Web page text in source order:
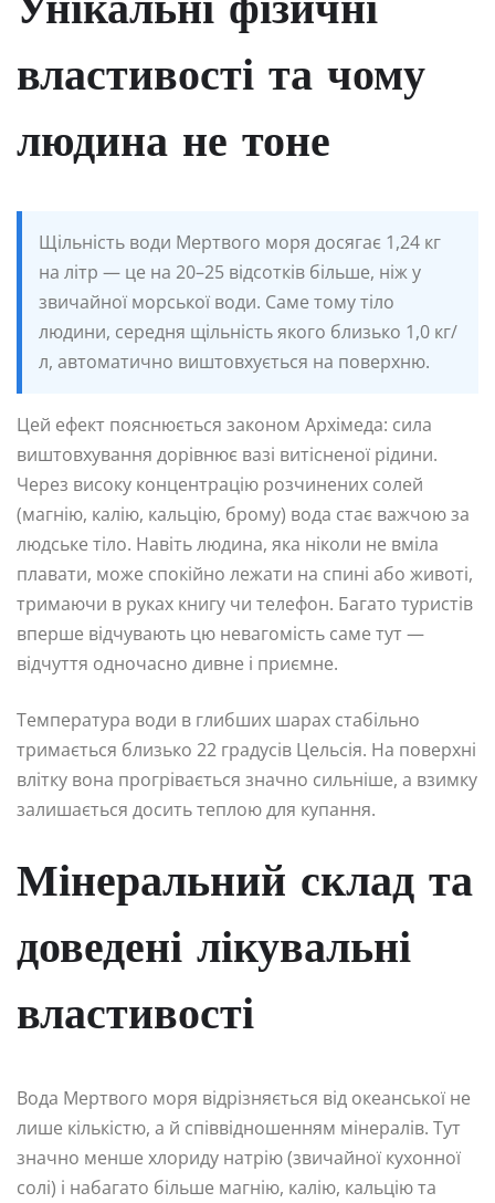
Унікальні фізичні
властивості та чому
людина не тоне
Щільність води Мертвого моря досягає 1,24 кг
на літр — це на 20–25 відсотків більше, ніж у
звичайної морської води. Саме тому тіло
людини, середня щільність якого близько 1,0 кг/
л, автоматично виштовхується на поверхню.
Цей ефект пояснюється законом Архімеда: сила
виштовхування дорівнює вазі витісненої рідини.
Через високу концентрацію розчинених солей
(магнію, калію, кальцію, брому) вода стає важчою за
людське тіло. Навіть людина, яка ніколи не вміла
плавати, може спокійно лежати на спині або животі,
тримаючи в руках книгу чи телефон. Багато туристів
вперше відчувають цю невагомість саме тут —
відчуття одночасно дивне і приємне.
Температура води в глибших шарах стабільно
тримається близько 22 градусів Цельсія. На поверхні
влітку вона прогрівається значно сильніше, а взимку
залишається досить теплою для купання.
Мінеральний склад та
доведені лікувальні
властивості
Вода Мертвого моря відрізняється від океанської не
лише кількістю, а й співвідношенням мінералів. Тут
значно менше хлориду натрію (звичайної кухонної
солі) і набагато більше магнію, калію, кальцію та